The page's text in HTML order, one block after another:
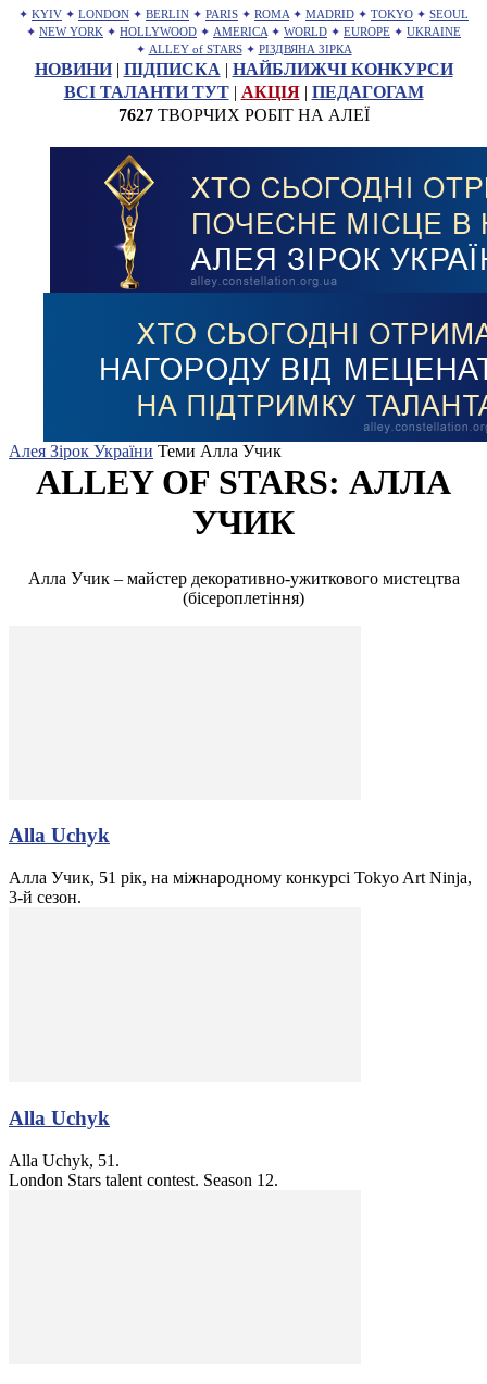
✦ KYIV ✦ LONDON ✦ BERLIN ✦ PARIS ✦ ROMA ✦ MADRID ✦ TOKYO ✦ SEOUL
✦ NEW YORK ✦ HOLLYWOOD ✦ AMERICA ✦ WORLD ✦ EUROPE ✦ UKRAINE
✦ ALLEY of STARS ✦ РІЗДВЯНА ЗІРКА
НОВИНИ| ПІДПИСКА | НАЙБЛИЖЧІ КОНКУРСИ
ВСІ ТАЛАНТИ ТУТ| АКЦІЯ| ПЕДАГОГАМ
7627ТВОРЧИХ РОБІТ НА АЛЕЇ
Алея Зірок України Теми Алла Учик
ALLEY OF STARS: АЛЛА
УЧИК
Алла Учик – майстер декоративно-ужиткового мистецтва
(бісероплетіння)
Alla Uchyk
Алла Учик, 51 рік, на міжнародному конкурсі Tokyo Art Ninja,
3-й сезон.
Alla Uchyk
Alla Uchyk, 51.
London Stars talent contest. Season 12.